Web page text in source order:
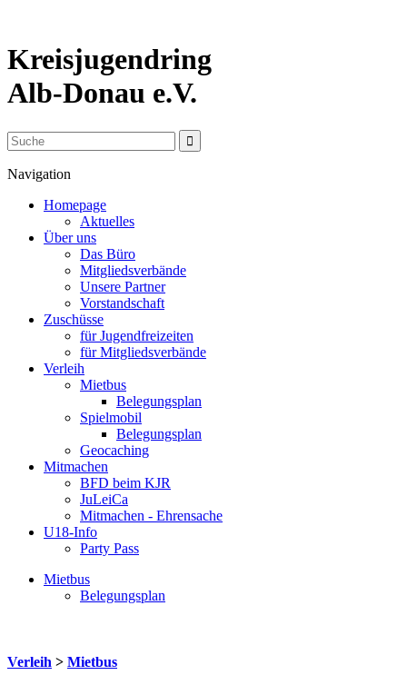
Kreisjugendring
Alb-Donau e.V.
Navigation
Homepage
Aktuelles
Über uns
Das Büro
Mitgliedsverbände
Unsere Partner
Vorstandschaft
Zuschüsse
für Jugendfreizeiten
für Mitgliedsverbände
Verleih
Mietbus
Belegungsplan
Spielmobil
Belegungsplan
Geocaching
Mitmachen
BFD beim KJR
JuLeiCa
Mitmachen - Ehrensache
U18-Info
Party Pass
Mietbus
Belegungsplan
Verleih > Mietbus